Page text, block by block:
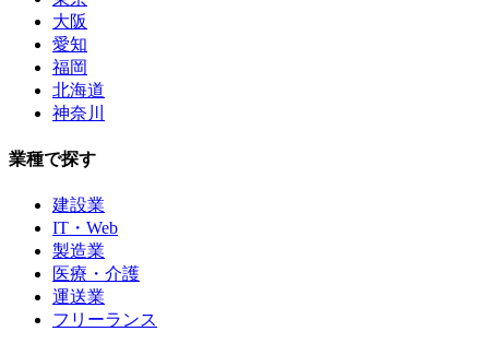
大阪
愛知
福岡
北海道
神奈川
業種で探す
建設業
IT・Web
製造業
医療・介護
運送業
フリーランス